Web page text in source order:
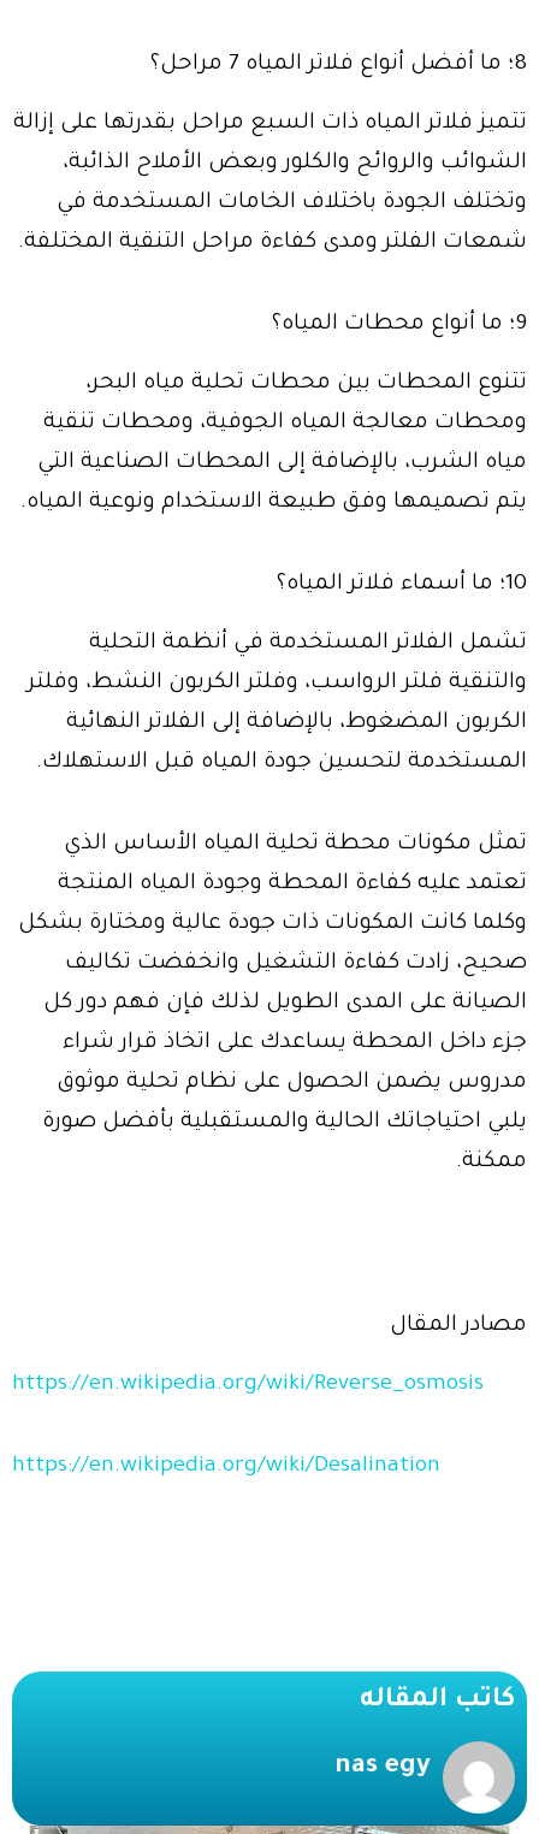
8؛ ما أفضل أنواع فلاتر المياه 7 مراحل؟
تتميز فلاتر المياه ذات السبع مراحل بقدرتها على إزالة
الشوائب والروائح والكلور وبعض الأملاح الذائبة،
وتختلف الجودة باختلاف الخامات المستخدمة في
شمعات الفلتر ومدى كفاءة مراحل التنقية المختلفة.
9؛ ما أنواع محطات المياه؟
تتنوع المحطات بين محطات تحلية مياه البحر،
ومحطات معالجة المياه الجوفية، ومحطات تنقية
مياه الشرب، بالإضافة إلى المحطات الصناعية التي
يتم تصميمها وفق طبيعة الاستخدام ونوعية المياه.
10؛ ما أسماء فلاتر المياه؟
تشمل الفلاتر المستخدمة في أنظمة التحلية
والتنقية فلتر الرواسب، وفلتر الكربون النشط، وفلتر
الكربون المضغوط، بالإضافة إلى الفلاتر النهائية
المستخدمة لتحسين جودة المياه قبل الاستهلاك.
تمثل مكونات محطة تحلية المياه الأساس الذي
تعتمد عليه كفاءة المحطة وجودة المياه المنتجة
وكلما كانت المكونات ذات جودة عالية ومختارة بشكل
صحيح، زادت كفاءة التشغيل وانخفضت تكاليف
الصيانة على المدى الطويل لذلك فإن فهم دور كل
جزء داخل المحطة يساعدك على اتخاذ قرار شراء
مدروس يضمن الحصول على نظام تحلية موثوق
يلبي احتياجاتك الحالية والمستقبلية بأفضل صورة
ممكنة.
مصادر المقال
https://en.wikipedia.org/wiki/Reverse_osmosis
https://en.wikipedia.org/wiki/Desalination
كاتب المقاله
nas egy